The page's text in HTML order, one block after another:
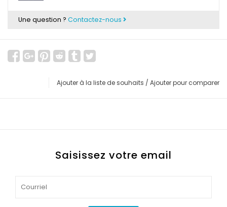
Une question ? Contactez-nous
Ajouter à la liste de souhaits / Ajouter pour comparer
Saisissez votre email